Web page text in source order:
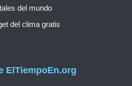
ElTiempoEn.org
del mundo
del clima gratis